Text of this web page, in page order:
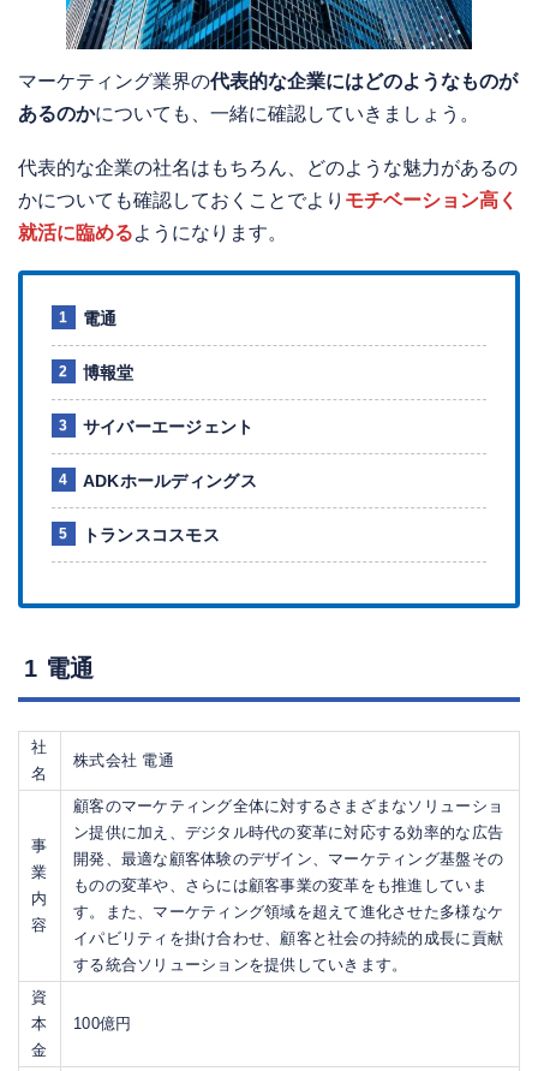
マーケティング業界の代表的な企業にはどのようなものが
あるのかについても、一緒に確認していきましょう。
代表的な企業の社名はもちろん、どのような魅力があるの
かについても確認しておくことでより モチベーション高く
就活に臨めるようになります。
電通
博報堂
サイバーエージェント
ADKホールディングス
トランスコスモス
1 電通
社
名
株式会社 電通
事
業
内
容
顧客のマーケティング全体に対するさまざまなソリューショ
ン提供に加え、デジタル時代の変革に対応する効率的な広告
開発、最適な顧客体験のデザイン、マーケティング基盤その
ものの変革や、さらには顧客事業の変革をも推進していま
す。また、マーケティング領域を超えて進化させた多様なケ
イパビリティを掛け合わせ、顧客と社会の持続的成長に貢献
する統合ソリューションを提供していきます。
資
本
金
100億円